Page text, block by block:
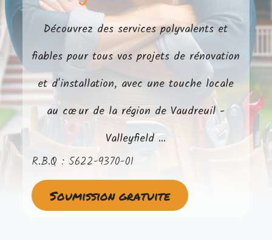
Découvrez des services polyvalents et
fiables pour tous vos projets de rénovation
et d'installation, avec une touche locale
au cœur de la région de Vaudreuil -
Valleyfield ...
R.B.Q : 5622-9370-01
Soumission gratuite